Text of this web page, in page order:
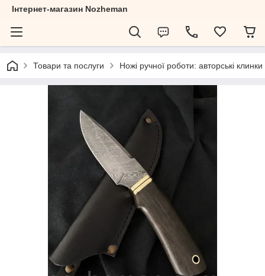
Інтернет-магазин Nozheman
Товари та послуги Ножі ручної роботи: авторські